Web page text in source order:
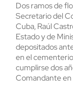
Dos ramos de
Secretario del
Cuba, Raúl
Estado y de
depositados
en el
cumplirse dos
Comandante